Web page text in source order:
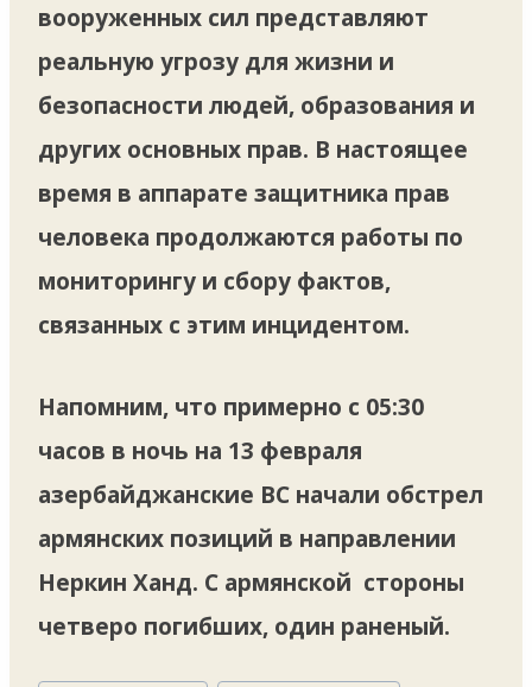
вооруженных сил представляют
реальную угрозу для жизни и
безопасности людей, образования и
других основных прав. В настоящее
время в аппарате защитника прав
человека продолжаются работы по
мониторингу и сбору фактов,
связанных с этим инцидентом.
Напомним, что примерно с 05:30
часов в ночь на 13 февраля
азербайджанские ВС начали обстрел
армянских позиций в направлении
Неркин Ханд. С армянской стороны
четверо погибших, один раненый.